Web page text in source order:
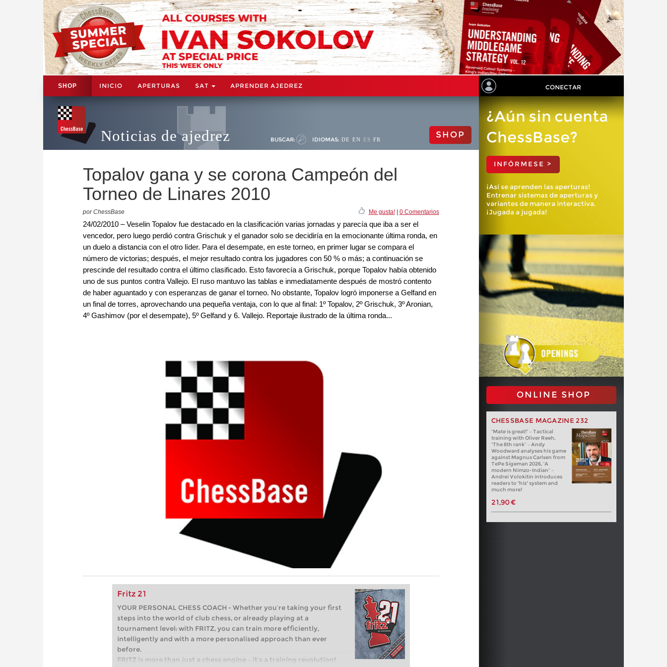
SHOP INICIO APERTURAS SAT APRENDER AJEDREZ CONECTAR
Noticias de ajedrez BUSCAR: IDIOMAS: DE EN ES FR SHOP
Topalov gana y se corona Campeón del
Torneo de Linares 2010
por ChessBase Me gusta!| 0 Comentarios
24/02/2010 – Veselin Topalov fue destacado en la clasificación varias jornadas y parecía que iba a ser el
vencedor, pero luego perdió contra Grischuk y el ganador solo se decidiría en la emocionante última ronda, en
un duelo a distancia con el otro líder. Para el desempate, en este torneo, en primer lugar se compara el
número de victorias; después, el mejor resultado contra los jugadores con 50 % o más; a continuación se
prescinde del resultado contra el último clasificado. Esto favorecía a Grischuk, porque Topalov había obtenido
uno de sus puntos contra Vallejo. El ruso mantuvo las tablas e inmediatamente después de mostró contento
de haber aguantado y con esperanzas de ganar el torneo. No obstante, Topalov logró imponerse a Gelfand en
un final de torres, aprovechando una pequeña ventaja, con lo que al final: 1º Topalov, 2º Grischuk, 3º Aronian,
4º Gashimov (por el desempate), 5º Gelfand y 6. Vallejo. Reportaje ilustrado de la última ronda...
Fritz 21
YOUR PERSONAL CHESS COACH - Whether you’re taking your first
steps into the world of club chess, or already playing at a
tournament level: with FRITZ, you can train more efficiently,
intelligently and with a more personalised approach than ever
before.
FRITZ is more than just a chess engine – it’s a training revolution!
¿Aún sin cuenta
ChessBase?
INFÓRMESE >
¡Así se aprenden las aperturas!
Entrenar sistemas de aperturas y
variantes de manera interactiva.
¡Jugada a jugada!
ONLINE SHOP
CHESSBASE MAGAZINE 232
“Mate is great!” – Tactical
training with Oliver Reeh,
“The 8th rank” – Andy
Woodward analyses his game
against Magnus Carlsen from
TePe Sigeman 2026, “A
modern Nimzo-Indian” –
Andrei Volokitin introduces
readers to "his" system and
much more!
21,90 €